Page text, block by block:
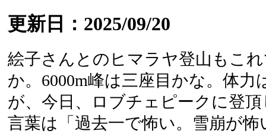
更新日：2025/09/20
絵子さんとのヒマラヤ登山もこ
か。6000m峰は三座目かな。体
が、今日、ロブチェピークに登
言葉は「過去一で怖い。雪崩が